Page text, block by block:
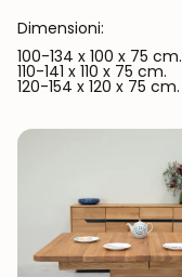
Dimensioni:
100-134 x 100 x 75 cm.
110-141 x 110 x 75 cm.
120-154 x 120 x 75 cm.